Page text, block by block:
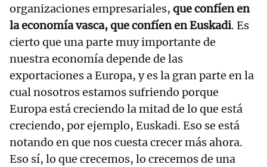
organizaciones empresariales, que confíen en
la economía vasca, que confíen en Euskadi. Es
cierto que una parte muy importante de
nuestra economía depende de las
exportaciones a Europa, y es la gran parte en la
cual nosotros estamos sufriendo porque
Europa está creciendo la mitad de lo que está
creciendo, por ejemplo, Euskadi. Eso se está
notando en que nos cuesta crecer más ahora.
Eso sí, lo que crecemos, lo crecemos de una